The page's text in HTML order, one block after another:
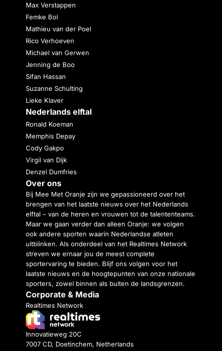
Max Verstappen
Femke Bol
Mathieu van der Poel
Rico Verhoeven
Michael van Gerwen
Jenning de Boo
Sifan Hassan
Suzanne Schulting
Lieke Klaver
Nederlands elftal
Ronald Koeman
Memphis Depay
Cody Gakpo
Virgil van Dijk
Denzel Dumfries
Over ons
Bij Mee Met Oranje zijn we gepassioneerd over het
brengen van het laatste nieuws over het Nederlands
elftal – van de heren en vrouwen tot de talententeams.
Maar we gaan verder dan alleen Oranje: we volgen
ook andere sporten waarin Nederlandse atleten
uitblinken. Als onderdeel van het Realtimes Network
streven we ernaar jou de meest complete
sportervaring te bieden. Blijf ons volgen voor het
laatste nieuws en de hoogtepunten van onze nationale
sporters, zowel binnen als buiten de landsgrenzen.
Corporate & Media
Realtimes Network
Innovatieweg 20C
7007 CD, Doetinchem, Netherlands